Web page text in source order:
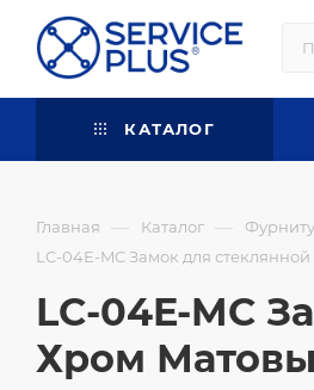
КАТАЛОГ
Главная — Каталог —
LC-04E-MC Замок для
LC-04E-MC
Хром